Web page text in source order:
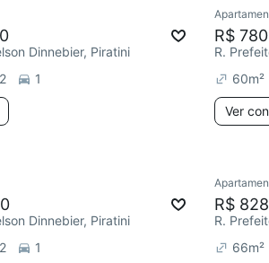
Dinnebier, Piratini
2 1
R$
R.
60m²
Ver
Dinnebier, Piratini
2 1
R$
R.
66m²